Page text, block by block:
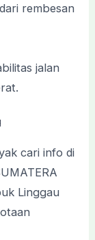
rembesan
jalan
cari info di
Linggau